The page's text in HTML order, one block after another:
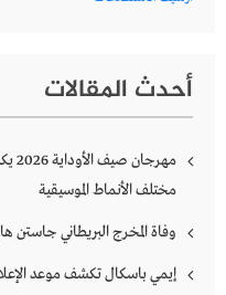
أحدث المقالات
مختلف الأنماط الموسيقية
وفاة المخرج البريطاني
إيمي باسكال تكشف موعد